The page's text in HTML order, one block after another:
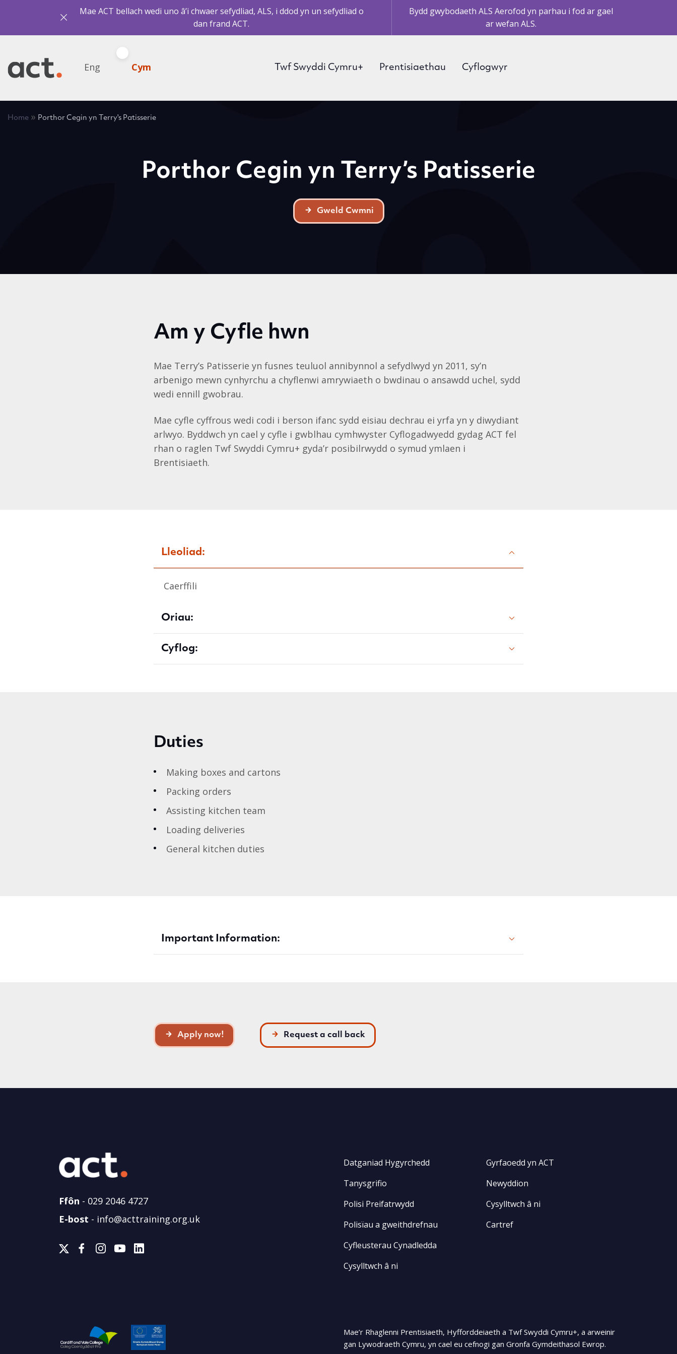
Mae ACT bellach wedi uno â’i chwaer sefydliad, ALS, i ddod yn un sefydliad o
dan frand ACT.
Bydd gwybodaeth ALS Aerofod yn parhau i fod ar gael
ar wefan ALS.
Eng Cym Twf Swyddi Cymru+ Prentisiaethau Cyflogwyr
Home » Porthor Cegin yn Terry's Patisserie
Porthor Cegin yn Terry’s Patisserie
Gweld Cwmni
Am y Cyfle hwn
Mae Terry’s Patisserie yn fusnes teuluol annibynnol a sefydlwyd yn 2011, sy’n
arbenigo mewn cynhyrchu a chyflenwi amrywiaeth o bwdinau o ansawdd uchel, sydd
wedi ennill gwobrau.
Mae cyfle cyffrous wedi codi i berson ifanc sydd eisiau dechrau ei yrfa yn y diwydiant
arlwyo. Byddwch yn cael y cyfle i gwblhau cymhwyster Cyflogadwyedd gydag ACT fel
rhan o raglen Twf Swyddi Cymru+ gyda’r posibilrwydd o symud ymlaen i
Brentisiaeth.
Lleoliad:
Caerffili
Oriau:
Cyflog:
Duties
Making boxes and cartons
Packing orders
Assisting kitchen team
Loading deliveries
General kitchen duties
Important Information:
Apply now! Request a call back
Ffôn - 029 2046 4727
E-bost - info@acttraining.org.uk
Datganiad Hygyrchedd
Tanysgrifio
Polisi Preifatrwydd
Polisïau a gweithdrefnau
Cyfleusterau Cynadledda
Cysylltwch â ni
Gyrfaoedd yn ACT
Newyddion
Cysylltwch â ni
Cartref
Mae’r Rhaglenni Prentisiaeth, Hyfforddeiaeth a Twf Swyddi Cymru+, a arweinir
gan Lywodraeth Cymru, yn cael eu cefnogi gan Gronfa Gymdeithasol Ewrop.